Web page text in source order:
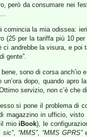
però da consumare nei
comincia la mia odissea:
(25 per la tariffa più 10
ci andrebbe la visura, e poi
gente”.
bene, sono di corsa anch’io
un’ora dopo, quando apro
servizio, non c’è che
si pone il problema di
magazzino in ufficio,
mio iBook), le
sic”, “MMS”, “MMS GPRS”